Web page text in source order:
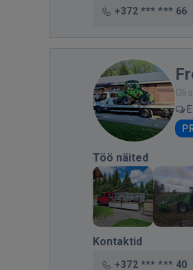
+372 *** *** 66
Oli
Töö näited
Kontaktid
+372 *** *** 40